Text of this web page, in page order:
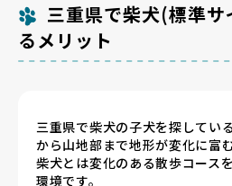
三重県で柴犬(標準
るメリット
三重県で柴犬の子犬を探してい
から山地部まで地形が変化に富
柴犬とは変化のある散歩コース
環境です。